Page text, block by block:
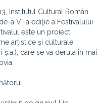
Institutul Cultural Român
a VI-a ediţie a Festivalului
este un proiect
artistice şi culturale
care se va derula în mai